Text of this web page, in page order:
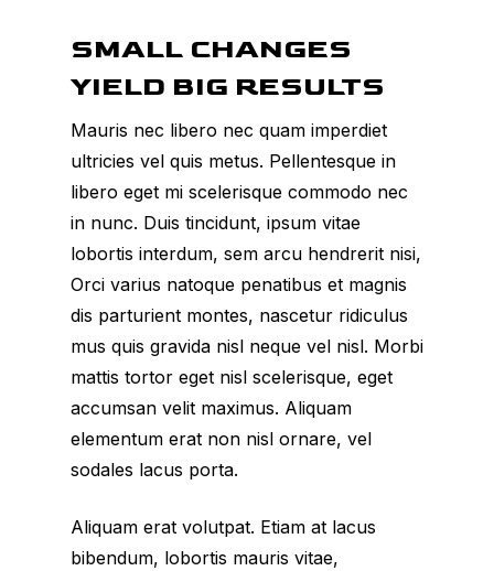
SMALL CHANGES
YIELD BIG RESULTS
Mauris nec libero nec quam imperdiet
ultricies vel quis metus. Pellentesque in
libero eget mi scelerisque commodo nec
in nunc. Duis tincidunt, ipsum vitae
lobortis interdum, sem arcu hendrerit nisi,
Orci varius natoque penatibus et magnis
dis parturient montes, nascetur ridiculus
mus quis gravida nisl neque vel nisl. Morbi
mattis tortor eget nisl scelerisque, eget
accumsan velit maximus. Aliquam
elementum erat non nisl ornare, vel
sodales lacus porta.
Aliquam erat volutpat. Etiam at lacus
bibendum, lobortis mauris vitae,